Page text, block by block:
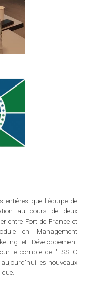
entières que l'équipe de
au cours de deux
entre Fort de France et
en Management
et Développement
le compte de l'ESSEC
les nouveaux